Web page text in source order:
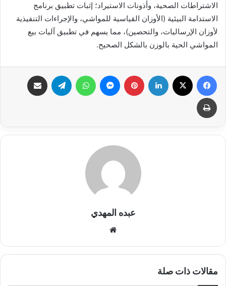
الاشتراطات الصحية، وأذونات الاستيراد؛ إثبات تطبيق برنامج
الاستدامة البيئية (الأوزان القياسية للمواشي، والإجراءات التنفيذية
لأوزان الإرساليات، والتحصين)، مما يسهم في تطبيق آليات بيع
المواشي الحية بالوزن بالشكل الصحيح.
عبده المهدي
الوي
مقالات ذات صلة